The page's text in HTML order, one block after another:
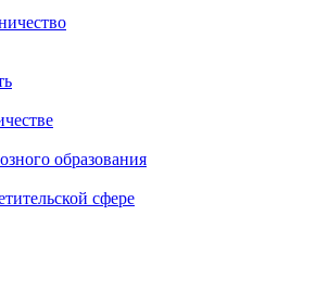
образования
сфере